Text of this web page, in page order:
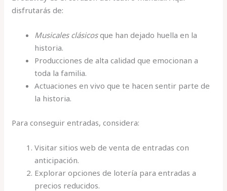
disfrutarás de:
Musicales clásicosque han dejado huella en la
historia.
Producciones de alta calidad que emocionan a
toda la familia.
Actuaciones en vivo que te hacen sentir parte de
la historia.
Para conseguir entradas, considera:
Visitar sitios web de venta de entradas con
anticipación.
Explorar opciones de lotería para entradas a
precios reducidos.